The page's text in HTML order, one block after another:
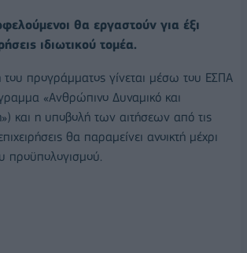
θα εργαστούν για έξι
ιδιωτικού τομέα.
προγράμματος γίνεται μέσω του ΕΣΠΑ
«Ανθρώπινο Δυναμικό και
και η υποβολή των αιτήσεων από τις
θα παραμείνει ανοικτή μέχρι
προϋπολογισμού.